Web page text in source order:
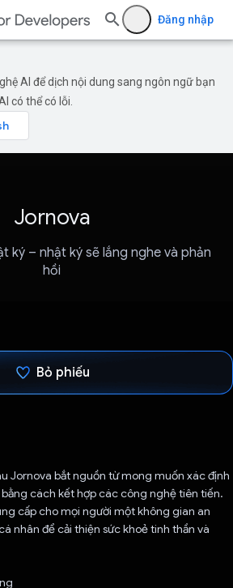
Đăng nhập
AI để dịch nội dung sang ngôn ngữ bạn
có thể có lỗi.
Jornova
ký – nhật ký sẽ lắng nghe và phản
hồi
Bỏ phiếu
Jornova bắt nguồn từ mong muốn xác định
cách kết hợp các công nghệ tiên tiến.
cấp cho mọi người một không gian an
nhân để cải thiện sức khoẻ tinh thần và